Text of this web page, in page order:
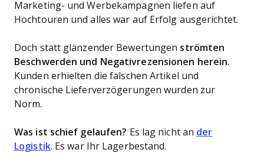
Marketing- und Werbekampagnen liefen auf
Hochtouren und alles war auf Erfolg ausgerichtet.
Doch statt glänzender Bewertungen strömten
Beschwerden und Negativrezensionen herein.
Kunden erhielten die falschen Artikel und
chronische Lieferverzögerungen wurden zur
Norm.
Was ist schief gelaufen? Es lag nicht an der
Logistik. Es war Ihr Lagerbestand.